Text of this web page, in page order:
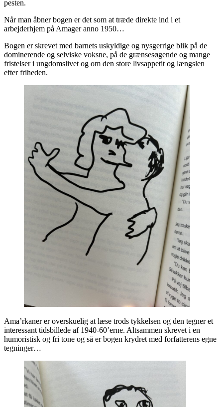
pesten.
Når man åbner bogen er det som at træde direkte ind i et
arbejderhjem på Amager anno 1950…
Bogen er skrevet med barnets uskyldige og nysgerrige blik på de
dominerende og selviske voksne, på de grænsesøgende og mange
fristelser i ungdomslivet og om den store livsappetit og længslen
efter friheden.
Ama’rkaner er overskuelig at læse trods tykkelsen og den tegner et
interessant tidsbillede af 1940-60’erne. Altsammen skrevet i en
humoristisk og fri tone og så er bogen krydret med forfatterens egne
tegninger…